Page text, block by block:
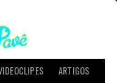
ARTIGOS